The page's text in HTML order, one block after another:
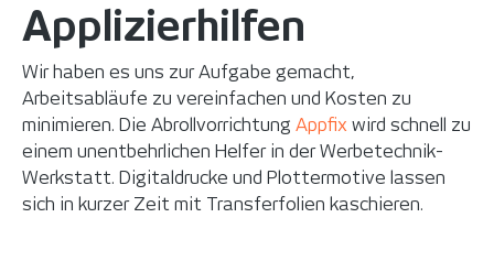
Applizierhilfen
Wir haben es uns zur Aufgabe gemacht,
Arbeitsabläufe zu vereinfachen und Kosten zu
minimieren. Die Abrollvorrichtung Appfix wird schnell zu
einem unentbehrlichen Helfer in der Werbetechnik-
Werkstatt. Digitaldrucke und Plottermotive lassen
sich in kurzer Zeit mit Transferfolien kaschieren.